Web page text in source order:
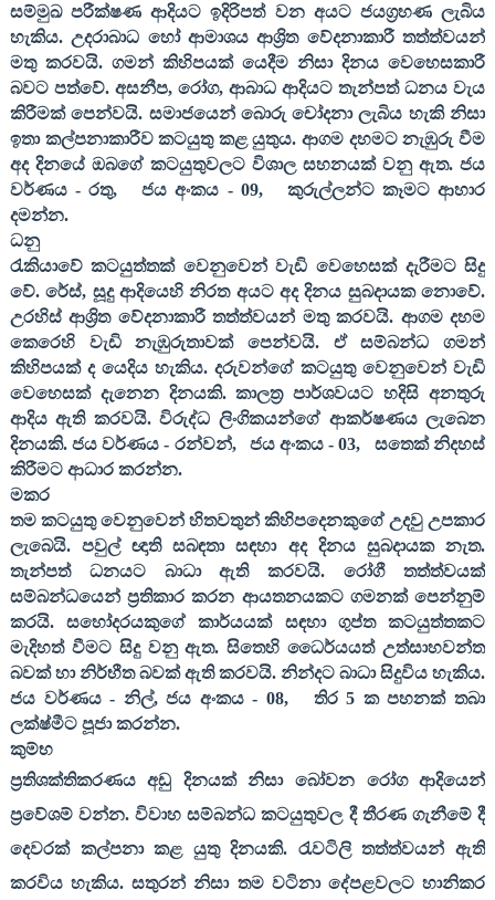
සම්මුඛ පරීක්ෂණ ආදියට ඉදිරිපත් වන අයට ජයග්‍රහණ ලැබිය
හැකිය. උදරාබාධ හෝ ආමාශය ආශ්‍රිත වේදනාකාරී තත්ත්වයන්
මතු කරවයි. ගමන් කිහිපයක් යෙදීම නිසා දිනය වෙහෙසකාරී
බවට පත්වේ. අසනීප, රෝග,ආබාධ ආදියට තැන්පත් ධනය වැය
කිරීමක් පෙන්වයි. සමාජයෙන් බොරු චෝදනා ලැබිය හැකි නිසා
ඉතා කල්පනාකාරීව කටයුතු කළ යුතුය. ආගම දහමට නැඹුරු වීම
අද දිනයේ ඔබගේ කටයුතුවලට විශාල සහනයක් වනු ඇත. ජය
වර්ණය - රතු, ජය අංකය -09,
කුරුල්ලන්ට කෑමට ආහාර
දමන්න.
ධනු
රැකියාවේ කටයුත්තක් වෙනුවෙන් වැඩි වෙහෙසක් දැරීමට සිදු
වේ. රේස්, සූදු ආදියෙහි නිරත අයට අද දිනය සුබදායක නොවේ.
උරහිස් ආශ්‍රිත වේදනාකාරී තත්ත්වයන් මතු කරවයි. ආගම දහම
කෙරෙහි වැඩි නැඹුරුතාවක් පෙන්වයි. ඒ සම්බන්ධ ගමන්
කිහිපයක් ද යෙදිය හැකිය. දරුවන්ගේ කටයුතු වෙනුවෙන් වැඩි
වෙහෙසක් දැනෙන දිනයකි. කාලත්‍ර පාර්ශවයට හදිසි අනතුරු
ආදිය ඇති කරවයි. විරුද්ධ ලිංගිකයන්ගේ ආකර්ෂණය ලැබෙන
දිනයකි. ජය වර්ණය - රන්වන්, ජය අංකය - 03,
සතෙක් නිදහස්
කිරීමට ආධාර කරන්න.
මකර
තම කටයුතු වෙනුවෙන් හිතවතුන් කිහිපදෙනකුගේ උදවු උපකාර
ලැබෙයි. පවුල් ඥාති සබඳතා සඳහා අද දිනය සුබදායක නැත.
තැන්පත් ධනයට බාධා ඇති කරවයි. රෝගී තත්ත්වයක්
සම්බන්ධයෙන් ප්‍රතිකාර කරන ආයතනයකට ගමනක් පෙන්නුම්
කරයි. සහෝදරයකුගේ කාර්යයක් සඳහා ගුප්ත කටයුත්තකට
මැදිහත් වීමට සිදු වනු ඇත. සිතෙහි ධෛර්යයත් උත්සාහවන්ත
බවක් හා නිර්භීත බවක් ඇති කරවයි. නින්දට බාධා සිදුවිය හැකිය.
ජය වර්ණය - නිල්,ජය අංකය - 08, තිර5 ක පහනක් තබා
ලක්ෂ්මීට පූජා කරන්න.
කුම්භ
ප්‍රතිශක්තිකරණය අඩු දිනයක් නිසා බෝවන රෝග ආදියෙන්
ප්‍රවේශම් වන්න. විවාහ සම්බන්ධ කටයුතුවල දී තීරණ ගැනීමේ දී
දෙවරක් කල්පනා කළ යුතු දිනයකි. රැවටිලි තත්ත්වයන් ඇති
කරවිය හැකිය. සතුරන් නිසා තම වටිනා දේපළවලට හානිකර